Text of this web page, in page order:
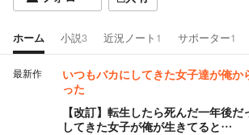
ホーム 小説3 近況ノート 1 サポーター1
最新作
いつもバカにしてきた女子達が俺か
った
【改訂】転生したら死んだ一年後
してきた女子が俺が生きてると…